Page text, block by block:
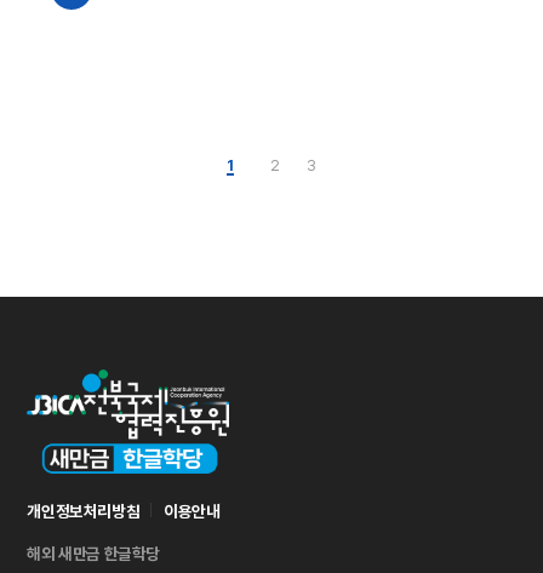
1 2 3
개인정보처리방침
이용안내
해외 새만금 한글학당